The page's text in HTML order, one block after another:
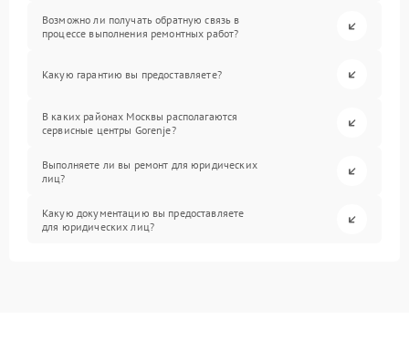
Возможно ли получать обратную связь в
процессе выполнения ремонтных работ?
Какую гарантию вы предоставляете?
В каких районах Москвы располагаются
сервисные центры Gorenje?
Выполняете ли вы ремонт для юридических
лиц?
Какую документацию вы предоставляете
для юридических лиц?